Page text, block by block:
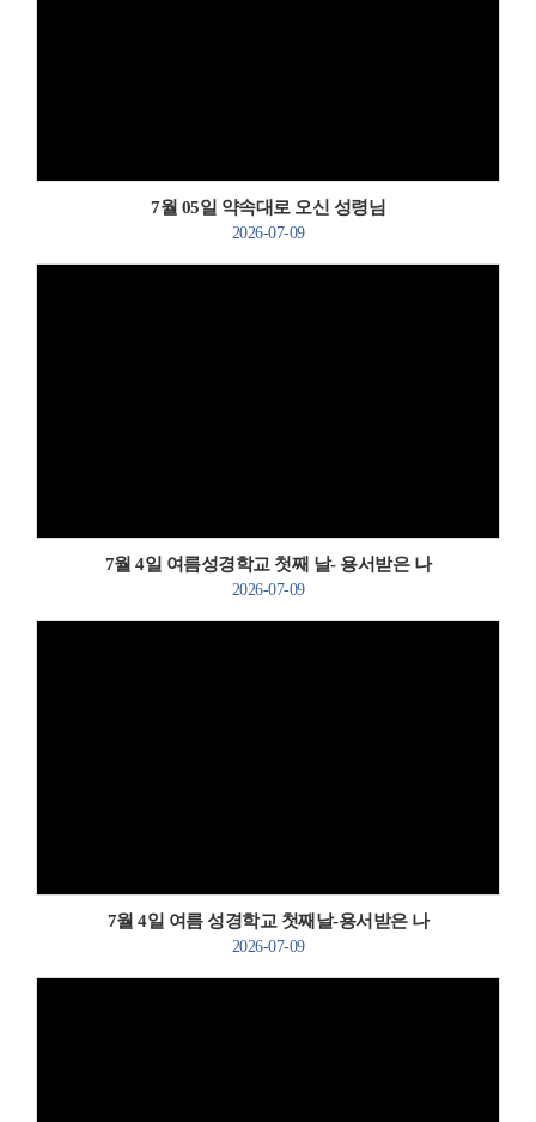
7월 05일 약속대로 오신 성령님
2026-07-09
7월 4일 여름성경학교 첫째 날- 용서받은 나
2026-07-09
7월 4일 여름 성경학교 첫째날-용서받은 나
2026-07-09